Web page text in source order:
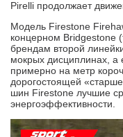
Pirelli продолжает
Модель Firestone
концерном Bridgestone
брендам второй
мокрых дисциплинах, а
примерно на метр
дорогостоящей
шин Firestone лучшие
энергоэффективности.